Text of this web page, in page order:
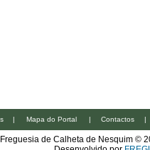
| Mapa do Portal | Contactos |
de Calheta de Nesquim ©